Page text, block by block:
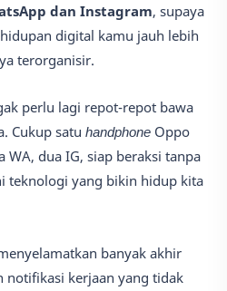
dan Instagram, supaya
digital kamu jauh lebih
terorganisir.
perlu lagi repot-repot bawa
Cukup satu handphone Oppo
WA, dua IG, siap beraksi tanpa
teknologi yang bikin hidup kita
banyak akhir
notifikasi kerjaan yang tidak